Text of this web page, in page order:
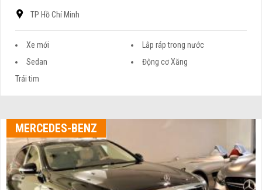
TP Hồ Chí Minh
Xe mới
Lắp ráp trong nước
Sedan
Động cơ Xăng
Trái tim
MERCEDES-BENZ